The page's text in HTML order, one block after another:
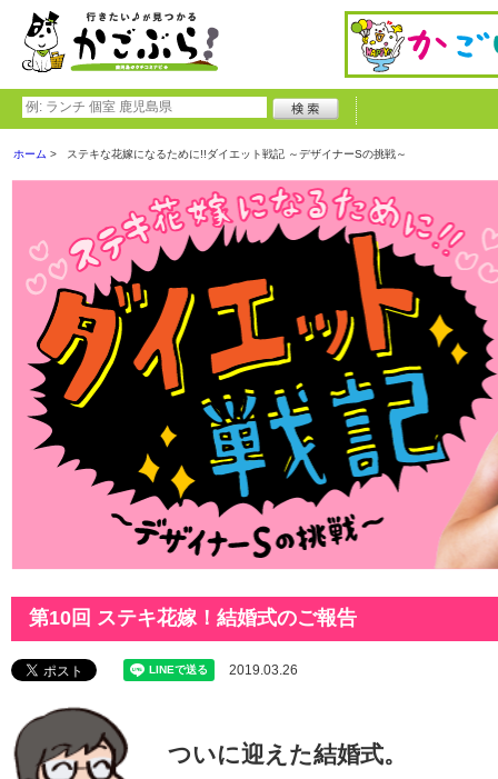
ホーム ステキな花嫁になるために!!ダイエット戦記 ～デザイナーSの挑戦～
第10回 ステキ花嫁！結婚式のご報告
2019.03.26
ついに迎えた結婚式。